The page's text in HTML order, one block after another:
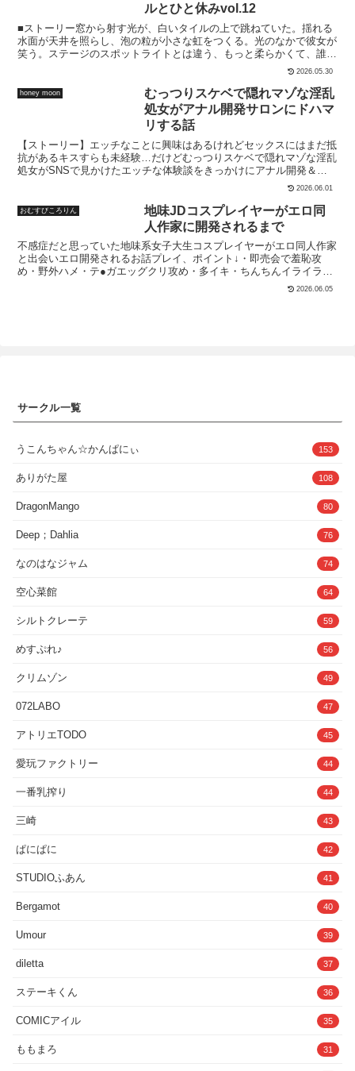
夜の失敗を一夜の過ちとして、お互い忘
を知ってしまった息子がその約束を飲む
はずもなく……。不本意（？）ながら、
ヤリまくる日々が始まってしまうのだっ
た。※ボテ腹あります（少しだけ）
本編 133枚総数 226枚よろしければ体験
版をどうぞ
ルとひと休みvol.12
■ストーリー窓から射す光が、白いタイルの上で跳ねていた。揺れる
水面が天井を照らし、泡の粒が小さな虹をつくる。光のなかで彼女が
笑う。ステージのスポットライトとは違う、もっと柔らかくて、誰に
も見せない笑顔。「この光、ちょっと眩しいけど、綺麗だね」指先で
すくった泡が光を受けてきらめき、その一瞬が胸の奥に焼きつく。彼
女の髪が濡れて頬に貼りつくたび、まるで光そのものが呼吸している
ように見えた。昼下がりの静かなバスルーム。窓の外の世界は動いて
いるのに、この部屋の中だけ時間が止まっている。――泡と光と笑い
声。その全部が、今だけの眩しい現実。■内容203枚収録のイラスト
集です。※本作品はパイズリ、アナル、フェラ、手コキ、中出し等の
シーンを含みます。※本作品は、AIによって作成した画像を加工、修
正しております。※イラスト内の登場人物は、全て成人済みで架空の
人物です。※イラスト内の登場人物の衣服は、全てコスプレとなりま
2026.05.30
honey moon
むっつりスケベで隠れマゾな淫乱
処女がアナル開発サロンにドハマ
リする話
【ストーリー】エッチなことに興味はあるけれどセックスにはまだ抵
抗があるキスすらも未経験…だけどむっつりスケベで隠れマゾな淫乱
処女がSNSで見かけたエッチな体験談をきっかけにアナル開発＆ア
ナル性感に特化した「アナル開発サロン」の利用を決意！媚薬ローシ
直腸内にいきわたるまでクリトリス吸引バイブと電マでおまんこマッ
サージ。媚薬ローションを人前で擬似排泄させられて恥ずかしい潮吹
きアクメ。アナルビーズでアナルを押し広げられる快感と「出す」快
感を教え込まれ…。アナルスティックとアナルバイブでアナルを拡張
しながら性器としてアナルの感度を向上！アナル初心者の処女でも痛
みなく快楽を得られるようにプロによる徹底的なアナル性感開発！仕
上げはもちろんおしりエッチ（アナルセックス）＆肛内射精（アナル
二穴同時挿入アヘ顔・オホ声・連続絶頂のけぞりアクメ など【備
考】・サンプル画像は実際の作品よりも修正を大きめにしてありま
ん。・「淫乱処女が逆性感サロンで快楽責めされて連続絶頂する話」
する話」 とストーリーにつながりはありません。【収録CG】表紙カ
2026.06.01
おむすびころりん
地味JDコスプレイヤーがエロ同
人作家に開発されるまで
不感症だと思っていた地味系女子大生コスプレイヤーがエロ同人作家
と出会いエロ開発されるお話プレイ、ポイント↓・即売会で羞恥攻
め・野外ハメ・テ●ガエッグクリ攻め・多イキ・ちんちんイライラセ
ックス・机下フェラ・3P・中出し・陰毛濃いめ・巨乳、巨尻本文34
2026.06.05
サークル一覧
うこんちゃん☆かんぱにぃ 153
ありがた屋 108
DragonMango 80
Deep；Dahlia 76
なのはなジャム 74
空心菜館 64
シルトクレーテ 59
めすぷれ♪ 56
クリムゾン 49
072LABO 47
アトリエTODO 45
愛玩ファクトリー 44
一番乳搾り 44
三崎 43
ぱにぱに 42
STUDIOふあん 41
Bergamot 40
Umour 39
diletta 37
ステーキくん 36
COMICアイル 35
ももまろ 31